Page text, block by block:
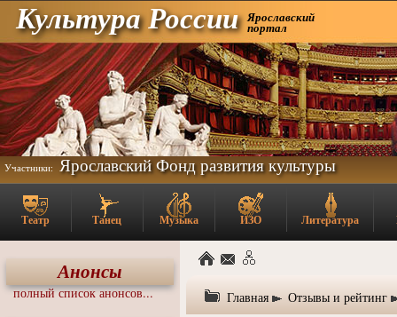
Культура России Ярославский
портал
Участники: Ярославский Фонд развития культуры
Театр Танец Музыка ИЗО Литература
Анонсы
полный список анонсов... Главная Отзывы и рейтинг